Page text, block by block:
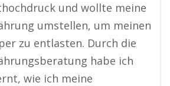
und wollte meine
umstellen, um meinen
zu entlasten. Durch die
habe ich
wie ich meine